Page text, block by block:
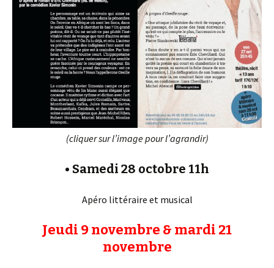
(cliquer sur l’image pour l’agrandir)
• Samedi 28 octobre 11h
Apéro littéraire et musical
Jeudi 9 novembre & mardi 21
novembre